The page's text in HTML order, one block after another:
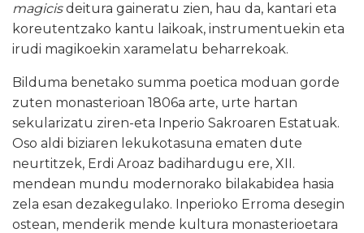
magicisdeitura gaineratu zien, hau da, kantari eta
koreutentzako kantu laikoak, instrumentuekin eta
irudi magikoekin xaramelatu beharrekoak.
Bilduma benetako summa poetica moduan gorde
zuten monasterioan 1806a arte, urte hartan
sekularizatu ziren-eta Inperio Sakroaren Estatuak.
Oso aldi biziaren lekukotasuna ematen dute
neurtitzek, Erdi Aroaz badihardugu ere, XII.
mendean mundu modernorako bilakabidea hasia
zela esan dezakegulako. Inperioko Erroma desegin
ostean, menderik mende kultura monasterioetara